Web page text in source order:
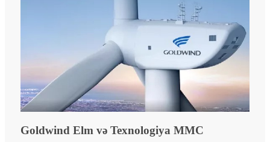
Goldwind Elm və Texnologiya MMC